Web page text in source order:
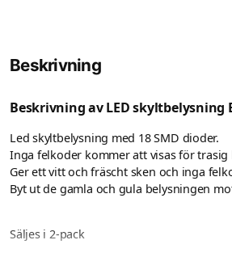
Beskrivning
Beskrivning av LED skyltbelysning
Led skyltbelysning med 18 SMD dioder.
Inga felkoder kommer att visas för trasig
Ger ett vitt och fräscht sken och inga
Byt ut de gamla och gula belysningen
Säljes i 2-pack